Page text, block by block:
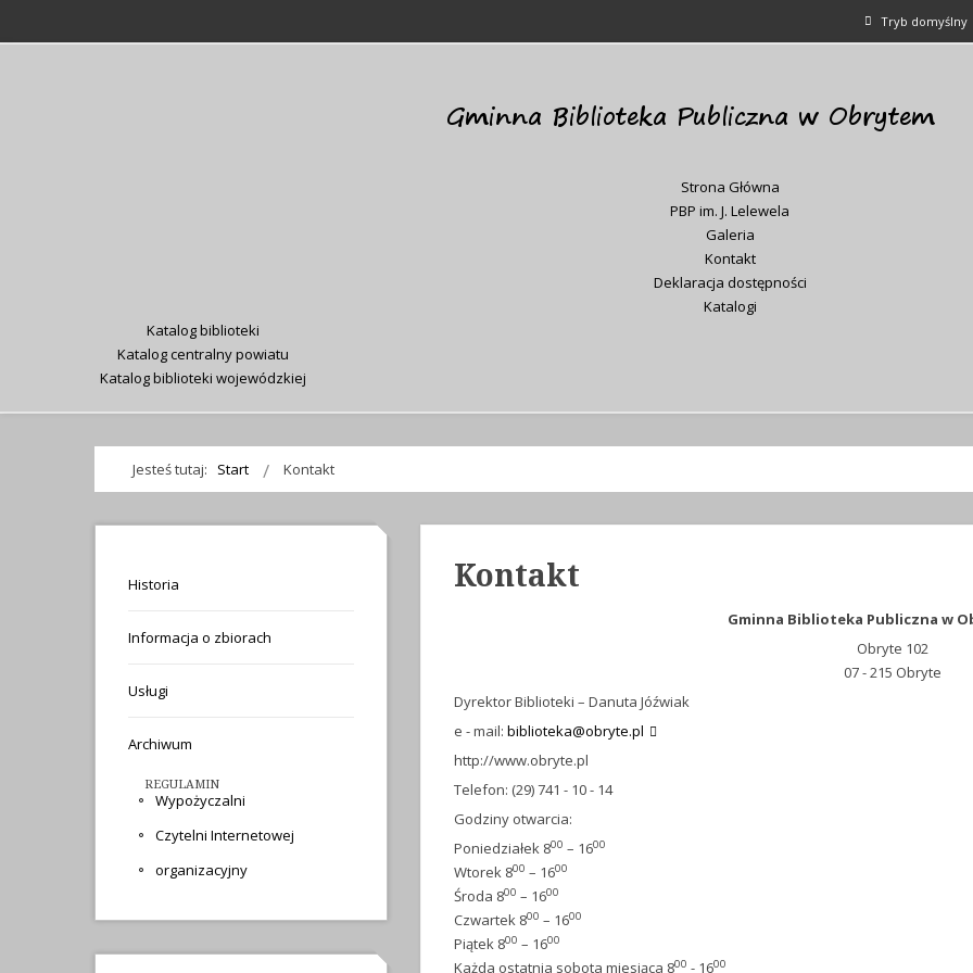
Tryb domyślny
Strona Główna
PBP im. J. Lelewela
Galeria
Kontakt
Deklaracja dostępności
Katalogi
Katalog biblioteki
Katalog centralny powiatu
Katalog biblioteki wojewódzkiej
Jesteś tutaj: Start Kontakt
Kontakt
Gminna Biblioteka Publiczna w
Obryte 102
07 - 215 Obryte
Dyrektor Biblioteki – Danuta Jóźwiak
e - mail: biblioteka@obryte.pl
http://www.obryte.pl
Telefon: (29) 741 - 10 - 14
Godziny otwarcia:
Poniedziałek 800 – 1600
Wtorek 800 – 1600
Środa 800 – 1600
Czwartek 800 – 1600
Piątek 800 – 1600
Każda ostatnia sobota miesiąca 800 - 1600
Historia
Informacja o zbiorach
Usługi
Archiwum
REGULAMIN
Wypożyczalni
Czytelni Internetowej
organizacyjny